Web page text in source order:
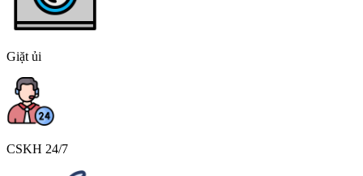
Giặt ủi
CSKH 24/7